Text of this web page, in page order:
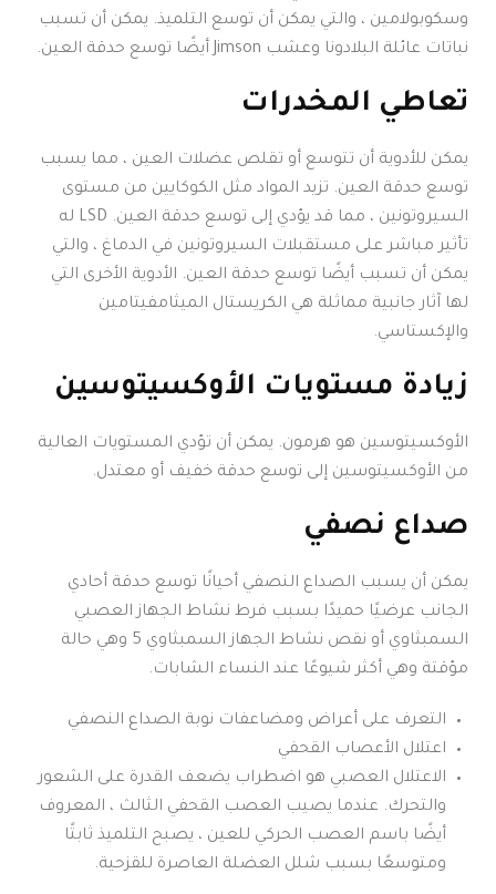
وسكوبولامين ، والتي يمكن أن توسع التلميذ. يمكن أن تسبب
نباتات عائلة البلادونا وعشب Jimson أيضًا توسع حدقة العين.
تعاطي المخدرات
يمكن للأدوية أن تتوسع أو تقلص عضلات العين ، مما يسبب
توسع حدقة العين. تزيد المواد مثل الكوكايين من مستوى
السيروتونين ، مما قد يؤدي إلى توسع حدقة العين. LSD له
تأثير مباشر على مستقبلات السيروتونين في الدماغ ، والتي
يمكن أن تسبب أيضًا توسع حدقة العين. الأدوية الأخرى التي
لها آثار جانبية مماثلة هي الكريستال الميثامفيتامين
والإكستاسي.
زيادة مستويات الأوكسيتوسين
الأوكسيتوسين هو هرمون. يمكن أن تؤدي المستويات العالية
من الأوكسيتوسين إلى توسع حدقة خفيف أو معتدل.
صداع نصفي
يمكن أن يسبب الصداع النصفي أحيانًا توسع حدقة أحادي
الجانب عرضيًا حميدًا بسبب فرط نشاط الجهاز العصبي
السمبثاوي أو نقص نشاط الجهاز السمبثاوي 5 وهي حالة
مؤقتة وهي أكثر شيوعًا عند النساء الشابات.
التعرف على أعراض ومضاعفات نوبة الصداع النصفي
اعتلال الأعصاب القحفي
الاعتلال العصبي هو اضطراب يضعف القدرة على الشعور
والتحرك. عندما يصيب العصب القحفي الثالث ، المعروف
أيضًا باسم العصب الحركي للعين ، يصبح التلميذ ثابتًا
ومتوسعًا بسبب شلل العضلة العاصرة للقزحية.